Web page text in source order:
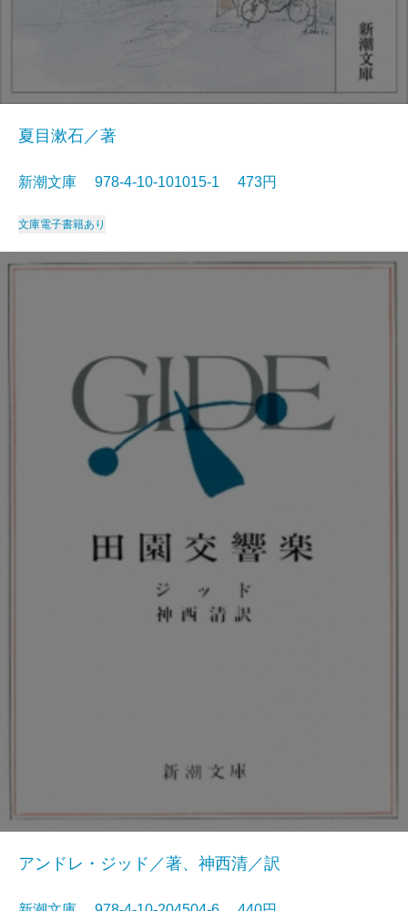
夏目漱石／著
新潮文庫 978-4-10-101015-1 473円
文庫電子書籍あり
アンドレ・ジッド／著、神西清／訳